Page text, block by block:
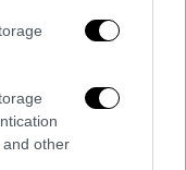
other
Τσιτλακίδη
από
του νομού έως